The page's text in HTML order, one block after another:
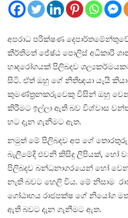
අපරාධ පරික්ෂණ
කීර්තිමත් ජේෂ්ඨ පොලිස් අධිකාරි
හෘදරෝගයක් පිලිබදව
සිටි. ඒත් ඔහු ගේ නිතිඥයා යැයි
කුමණ්ත්‍රනකරුවෙකු විසින් ඔහු
කිරීමට ඉල්ලා ඇති බව විශ්වාස
හට දැන ගැනීමට ඇත.
නමුත් මේ පිලිබදව අප ගේ
බැලීමේදි එවනි කිසිදු ලිපියක්, හෝ
පිලිබදව බන්ධනාගරයෙන් හෝ
නැති බවට හෙලි විය. මේ නිසාම
ගෝඨාභය රාජපක්ෂ ගේ නියෝග මත
ඇති බවට දැන ගැනීමට ඇත.